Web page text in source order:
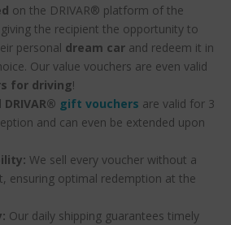
on the DRIVAR® platform of the
the recipient the opportunity to
personal dream car and redeem it in
Our value vouchers are even valid
for driving!
DRIVAR® gift vouchers are valid for 3
and can even be extended upon
We sell every voucher without a
ensuring optimal redemption at the
Our daily shipping guarantees timely